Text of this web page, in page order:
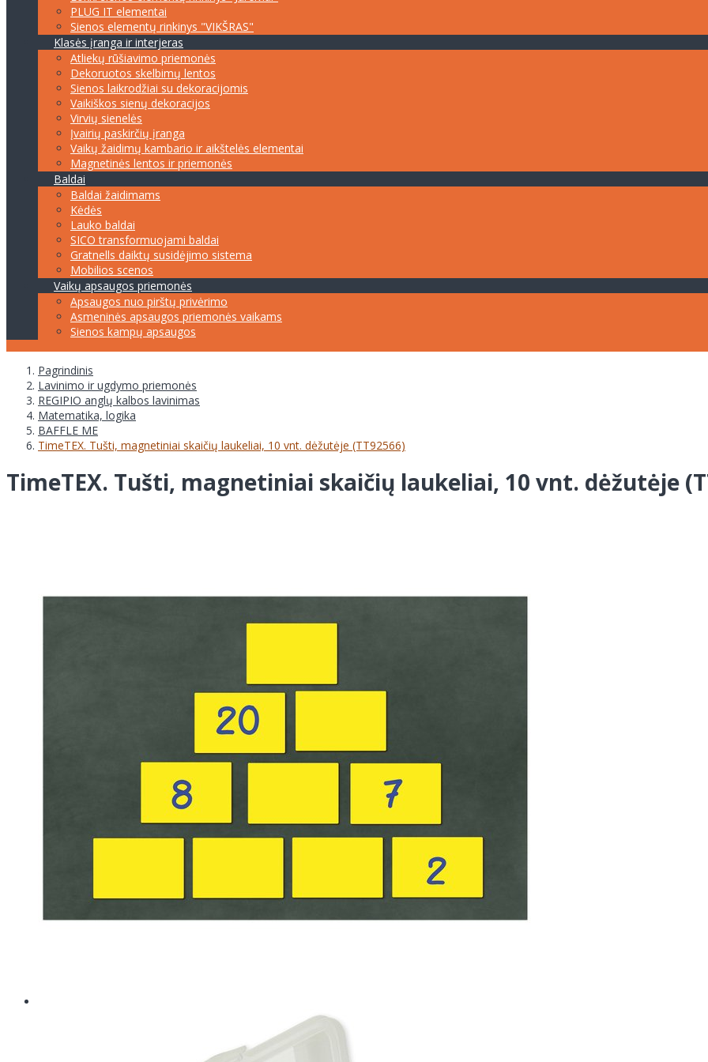
PLUG IT elementai
Sienos elementų rinkinys "VIKŠRAS"
Klasės įranga ir interjeras
Atliekų rūšiavimo priemonės
Dekoruotos skelbimų lentos
Sienos laikrodžiai su dekoracijomis
Vaikiškos sienų dekoracijos
Virvių sienelės
Įvairių paskirčių įranga
Vaikų žaidimų kambario ir aikštelės elementai
Magnetinės lentos ir priemonės
Baldai
Baldai žaidimams
Kėdės
Lauko baldai
SICO transformuojami baldai
Gratnells daiktų susidėjimo sistema
Mobilios scenos
Vaikų apsaugos priemonės
Apsaugos nuo pirštų privėrimo
Asmeninės apsaugos priemonės vaikams
Sienos kampų apsaugos
Pagrindinis
Lavinimo ir ugdymo priemonės
REGIPIO anglų kalbos lavinimas
Matematika, logika
BAFFLE ME
TimeTEX. Tušti, magnetiniai skaičių laukeliai, 10 vnt. dėžutėje (TT92566)
TimeTEX. Tušti, magnetiniai skaičių laukeliai, 10 vnt. dėžutėje